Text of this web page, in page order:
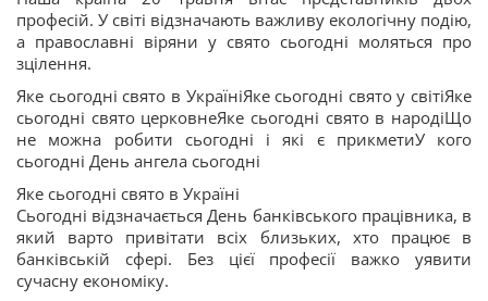
професій. У світі відзначають важливу екологічну подію,
а православні віряни у свято сьогодні моляться про
зцілення.
Яке сьогодні свято в УкраїніЯке сьогодні свято у світіЯке
сьогодні свято церковнеЯке сьогодні свято в народіЩо
не можна робити сьогодні і які є прикметиУ кого
сьогодні День ангела сьогодні
Яке сьогодні свято в Україні
Сьогодні відзначається День банківського працівника, в
який варто привітати всіх близьких, хто працює в
банківській сфері. Без цієї професії важко уявити
сучасну економіку.